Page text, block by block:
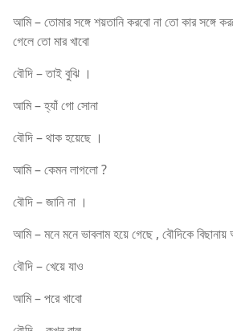
আমি – তোমার সঙ্গে শয়তানি করবো না তো কার সঙ্গে
গেলে তো মার খাবো
বৌদি – তাই বুঝি ।
আমি – হ্যাঁ গো সোনা
বৌদি – থাক হয়েছে ।
আমি – কেমন লাগলো ?
বৌদি – জানি না ।
আমি – মনে মনে ভাবলাম হয়ে গেছে , বৌদিকে
বৌদি – খেয়ে যাও
আমি – পরে খাবো